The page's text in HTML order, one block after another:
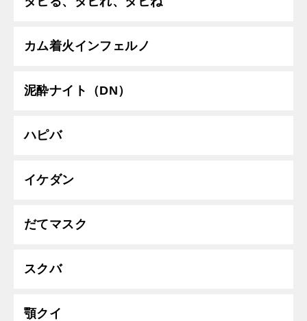
カム着火インフェルノ
泥酔ナイト（DN）
ハピバ
イケダン
だてマスク
スクバ
顎クイ